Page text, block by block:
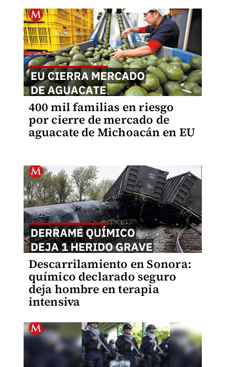
400 mil familias en riesgo
por cierre de mercado de
aguacate de Michoacán en EU
Descarrilamiento en Sonora:
químico declarado seguro
deja hombre en terapia
intensiva